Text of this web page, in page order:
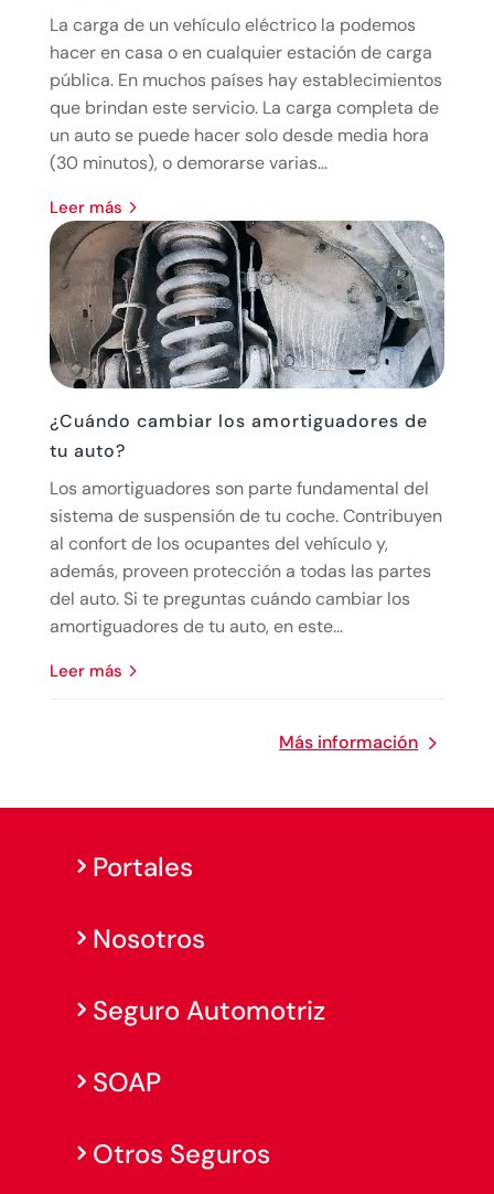
La carga de un vehículo eléctrico la podemos
hacer en casa o en cualquier estación de carga
pública. En muchos países hay establecimientos
que brindan este servicio. La carga completa de
un auto se puede hacer solo desde media hora
(30 minutos), o demorarse varias...
leer más
¿Cuándo cambiar los amortiguadores de
tu auto?
Los amortiguadores son parte fundamental del
sistema de suspensión de tu coche. Contribuyen
al confort de los ocupantes del vehículo y,
además, proveen protección a todas las partes
del auto. Si te preguntas cuándo cambiar los
amortiguadores de tu auto, en este...
leer más
Más información
Portales
Nosotros
Seguro Automotriz
SOAP
Otros Seguros